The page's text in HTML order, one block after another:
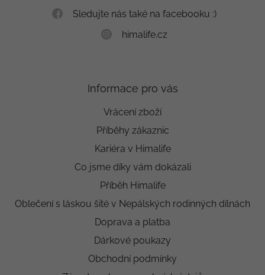
Sledujte nás také na facebooku :)
himalife.cz
Informace pro vás
Vrácení zboží
Příběhy zákaznic
Kariéra v Himalife
Co jsme díky vám dokázali
Příběh Himalife
Oblečení s láskou šité v Nepálských rodinných dílnách
Doprava a platba
Dárkové poukazy
Obchodní podmínky